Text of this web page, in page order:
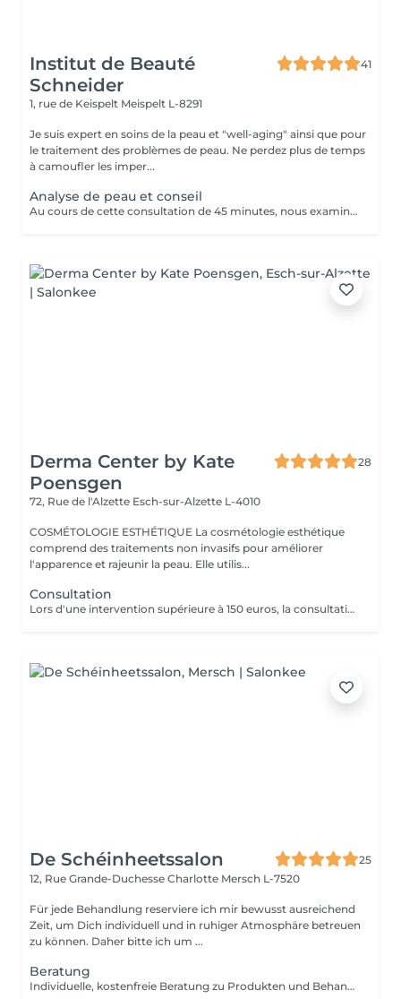
Institut de Beauté
Schneider
41
1, rue de Keispelt Meispelt L-8291
Je suis expert en soins de la peau et "well-aging" ainsi que pour
le traitement des problèmes de peau. Ne perdez plus de temps
à camoufler les imper...
Analyse de peau et conseil
Au cours de cette consultation de 45 minutes, nous examinons les besoins de ta peau et déterminons quels produits de notre gamme te conviennent le mieux. La consultation coûte 50 €, mais ce montant t'est entièrement remboursé si tu achètes des produits pour un montant minimum de 50 €. En d'autres termes, si tu choisis les produits qui te conviennent, ce rendez-vous est gratuit pour toi.
Derma Center by Kate
Poensgen
28
72, Rue de l'Alzette Esch-sur-Alzette L-4010
COSMÉTOLOGIE ESTHÉTIQUE La cosmétologie esthétique
comprend des traitements non invasifs pour améliorer
l'apparence et rajeunir la peau. Elle utilis...
Consultation
Lors d'une intervention supérieure à 150 euros, la consultation est gratuite.
De Schéinheetssalon
25
12, Rue Grande-Duchesse Charlotte Mersch L-7520
Für jede Behandlung reserviere ich mir bewusst ausreichend
Zeit, um Dich individuell und in ruhiger Atmosphäre betreuen
zu können. Daher bitte ich um ...
Beratung
Individuelle, kostenfreie Beratung zu Produkten und Behandlungen einzeln oder ergänzend zu jeder Anwendung buchbar.